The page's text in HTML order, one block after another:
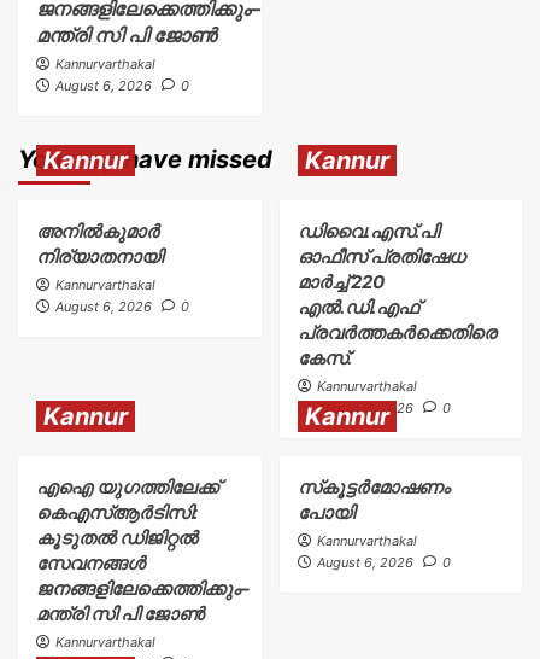
ജനങ്ങളിലേക്കെത്തിക്കും–
മന്ത്രി സി പി ജോൺ
Kannurvarthakal
August 6, 2026
0
You may have missed
Kannur
അനിൽകുമാർ
നിര്യാതനായി
Kannurvarthakal
August 6, 2026
0
Kannur
ഡിവൈ.എസ്.പി
ഓഫീസ് പ്രതിഷേധ
മാർച്ച് 220
എൽ.ഡി.എഫ്
പ്രവർത്തകർക്കെതിരെ
കേസ്.
Kannurvarthakal
August 6, 2026
0
Kannur
എഐ യുഗത്തിലേക്ക്
കെഎസ്ആർടിസി:
കൂടുതൽ ഡിജിറ്റൽ
സേവനങ്ങൾ
ജനങ്ങളിലേക്കെത്തിക്കും–
മന്ത്രി സി പി ജോൺ
Kannurvarthakal
Kannur
സ്‌കൂട്ടർമോഷണം
പോയി
Kannurvarthakal
August 6, 2026
0